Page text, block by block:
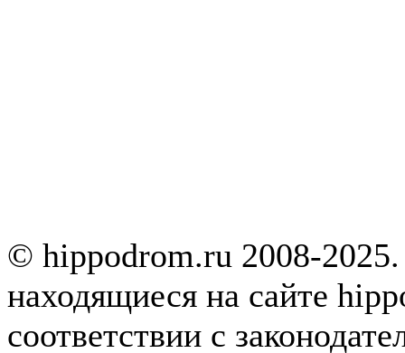
© hippodrom.ru 2008-
находящиеся на сайте
соответствии с